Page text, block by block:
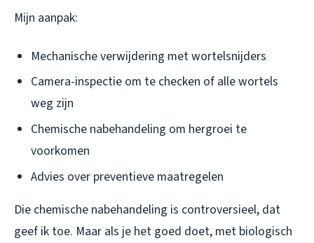
Mijn aanpak:
Mechanische verwijdering met wortelsnijders
Camera-inspectie om te checken of alle wortels
weg zijn
Chemische nabehandeling om hergroei te
voorkomen
Advies over preventieve maatregelen
Die chemische nabehandeling is controversieel, dat
geef ik toe. Maar als je het goed doet, met biologisch